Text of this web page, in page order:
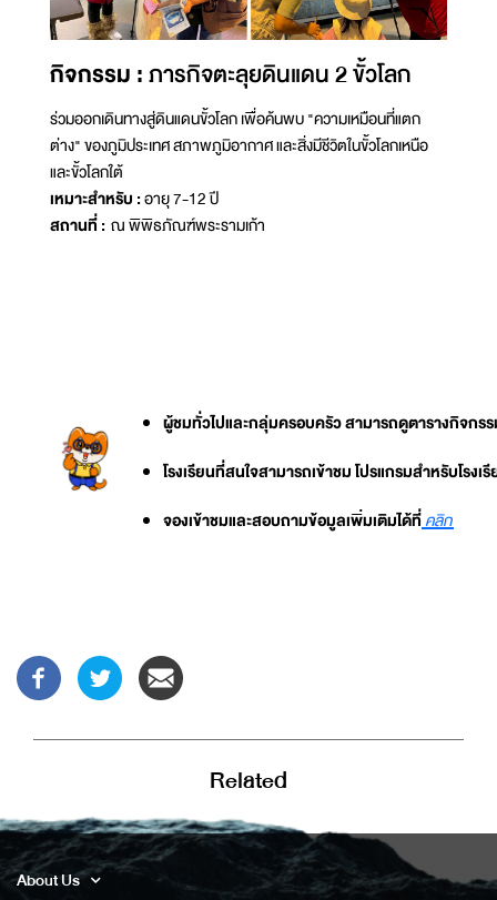
กิจกรรม :ภารกิจตะลุยดินแดน 2 ขั้วโลก
ร่วมออกเดินทางสู่ดินแดนขั้วโลก เพื่อค้นพบ "ความเหมือนที่แตก
ต่าง" ของภูมิประเทศ สภาพภูมิอากาศ และสิ่งมีชีวิตในขั้วโลกเหนือ
และขั้วโลกใต้
เหมาะสำหรับ :อายุ 7-12 ปี
สถานที่ : ณ พิพิธภัณฑ์พระรามเก้า
ผู้ชมทั่วไปและกลุ่มครอบครัว สามารถดูตารางกิจกร
โรงเรียนที่สนใจสามารถเข้าชม โปรแกรมสำหรับโรงเ
จองเข้าชมและสอบถามข้อมูลเพิ่มเติมได้ที่คลิก
Related
About Us